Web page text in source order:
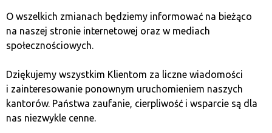
Praktyczne kroki do zakupu
Bezpieczeństwo jest kluczowe, dlatego warto korzystać
ze sprawdzonych platform lub kantorów kryptowalut,
które gwarantują bezpieczeństwo transakcji
O wszelkich zmianach będziemy informować na bieżąco
na naszej stronie internetowej oraz w mediach
społecznościowych.
Dziękujemy wszystkim Klientom za liczne wiadomości
i zainteresowanie ponownym uruchomieniem naszych
kantorów. Państwa zaufanie, cierpliwość i wsparcie są dla
nas niezwykle cenne.